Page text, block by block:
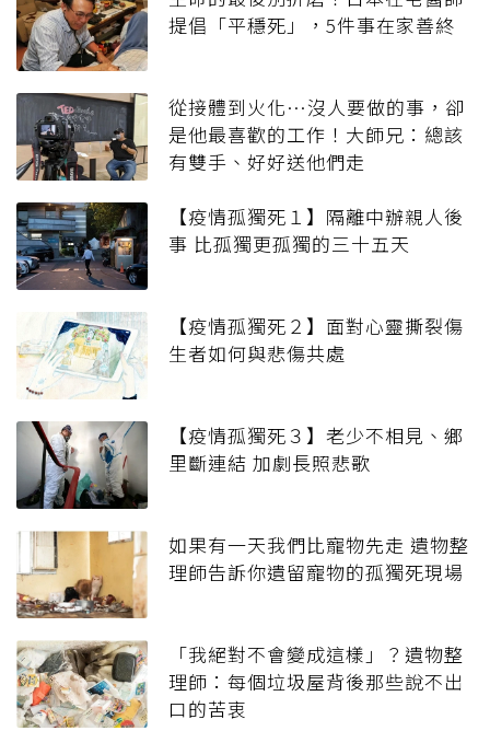
提倡「平穩死」，5件事在家善終
從接體到火化…沒人要做的事，卻
是他最喜歡的工作！大師兄：總該
有雙手、好好送他們走
【疫情孤獨死１】隔離中辦親人後
事 比孤獨更孤獨的三十五天
【疫情孤獨死２】面對心靈撕裂傷
生者如何與悲傷共處
【疫情孤獨死３】老少不相見、鄉
里斷連結 加劇長照悲歌
如果有一天我們比寵物先走 遺物整
理師告訴你遺留寵物的孤獨死現場
「我絕對不會變成這樣」？遺物整
理師：每個垃圾屋背後那些說不出
口的苦衷